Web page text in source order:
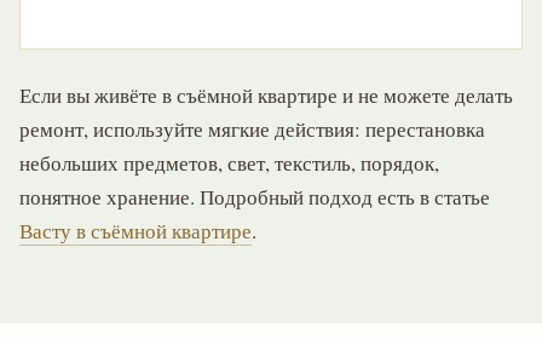
Если вы живёте в съёмной квартире и не можете делать
ремонт, используйте мягкие действия: перестановка
небольших предметов, свет, текстиль, порядок,
понятное хранение. Подробный подход есть в статье
Васту в съёмной квартире.